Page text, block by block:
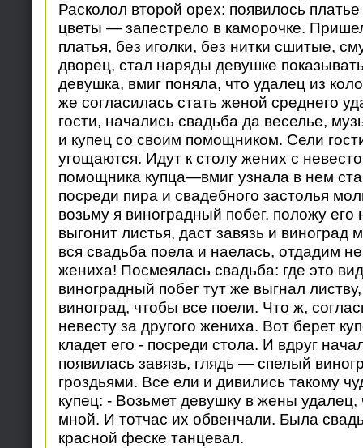
Расколол второй орех: появилось
цветы — запестрело в каморочке.
платья, без иголки, без нитки сшитые,
дворец, стал наряды девушке
девушка, вмиг поняла, что удалец из
же согласилась стать женой среднего
гости, начались свадьба да веселье,
и купец со своим помощником. Сели
угощаются. Идут к столу жених с
помощника купца—вмиг узнала в нем
посреди пира и свадебного застолья
возьму я виноградный побег, положу его
выгонит листья, даст завязь и виноград
вся свадьба поела и наелась, отдадим
жениха! Посмеялась свадьба: где это
виноградный побег тут же выгнал
виноград, чтобы все поели. Что ж,
невесту за другого жениха. Вот берет
кладет его - посреди стола. И вдруг
появилась завязь, глядь — спелый
гроздьями. Все ели и дивились такому
купец: - Возьмет девушку в жены удалец,
мной. И тотчас их обвенчали. Была
красной феске танцевал.